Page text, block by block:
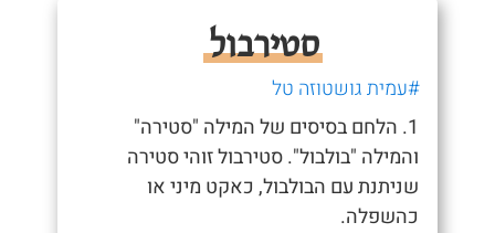
סטירבול
#עמית גושטוזה טל
1. הלחם בסיסים של המילה "סטירה"
והמילה "בולבול". סטירבול זוהי סטירה
שניתנת עם הבולבול, כאקט מיני או
כהשפלה.